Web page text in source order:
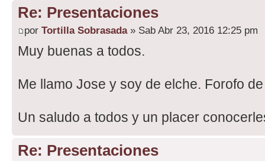
Re: Presentaciones
por Tortilla Sobrasada» Sab Abr 23, 2016 12:25 pm
Muy buenas a todos.
Me llamo Jose y soy de elche. Forofo
Un saludo a todos y un placer
Re: Presentaciones